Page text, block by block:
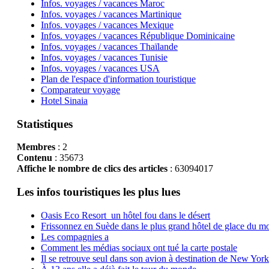
Infos. voyages / vacances Maroc
Infos. voyages / vacances Martinique
Infos. voyages / vacances Mexique
Infos. voyages / vacances République Dominicaine
Infos. voyages / vacances Thaïlande
Infos. voyages / vacances Tunisie
Infos. voyages / vacances USA
Plan de l'espace d'information touristique
Comparateur voyage
Hotel Sinaia
Statistiques
Membres: 2
Contenu : 35673
Affiche le nombre de clics des articles: 63094017
Les infos touristiques les plus lues
Oasis Eco Resort un hôtel fou dans le désert
Frissonnez en Suède dans le plus grand hôtel de glace du
Les compagnies a
Comment les médias sociaux ont tué la carte postale
Il se retrouve seul dans son avion à destination de New York